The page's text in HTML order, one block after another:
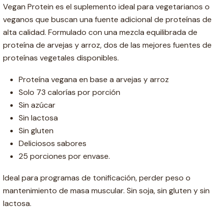
Vegan Protein es el suplemento ideal para vegetarianos o
veganos que buscan una fuente adicional de proteínas de
alta calidad. Formulado con una mezcla equilibrada de
proteína de arvejas y arroz, dos de las mejores fuentes de
proteínas vegetales disponibles.
Proteína vegana en base a arvejas y arroz
Solo 73 calorías por porción
Sin azúcar
Sin lactosa
Sin gluten
Deliciosos sabores
25 porciones por envase.
Ideal para programas de tonificación, perder peso o
mantenimiento de masa muscular. Sin soja, sin gluten y sin
lactosa.